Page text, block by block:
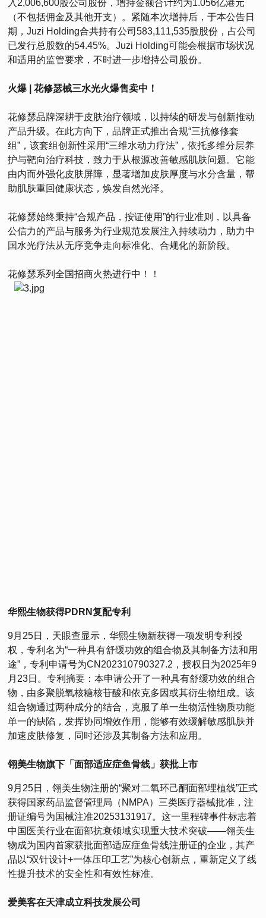
入2,006,600股公司股份，增持金额合计约为1.056亿港元
（不包括佣金及其他开支）。紧随本次增持后，于本公告日
期，Juzi Holding合共持有公司583,111,535股股份，占公司
已发行总股数的54.45%。Juzi Holding可能会根据市场状况
和适用的监管要求，不时进一步增持公司股份。
火爆 | 花修瑟械三水光火爆售卖中！
花修瑟品牌深耕于皮肤治疗领域，以持续的研发与创新推动
产品升级。在此方向下，品牌正式推出合规“三抗修修套
组”，该套组创新性采用“三维水动力疗法”，依托多维分层养
护与靶向治疗科技，致力于从根源改善敏感肌肤问题。它能
由内而外强化皮肤屏障，显著增加皮肤厚度与水分含量，帮
助肌肤重回健康状态，焕发自然光泽。
花修瑟始终秉持“合规产品，按证使用”的行业准则，以具备
公信力的产品与服务为行业规范发展注入持续动力，助力中
国水光疗法从无序竞争走向标准化、合规化的新阶段。
花修瑟系列全国招商火热进行中！！
华熙生物获得PDRN复配专利
9月25日，天眼查显示，华熙生物新获得一项发明专利授
权，专利名为“一种具有舒缓功效的组合物及其制备方法和用
途”，专利申请号为CN202310790327.2，授权日为2025年9
月23日。专利摘要：本申请公开了一种具有舒缓功效的组合
物，由多聚脱氧核糖核苷酸和依克多因或其衍生物组成。该
组合物通过两种成分的结合，克服了单一生物活性物质功能
单一的缺陷，发挥协同增效作用，能够有效缓解敏感肌肤并
加速皮肤修复，同时还涉及其制备方法和应用。
翎美生物旗下「面部适应症鱼骨线」获批上市
9月25日，翎美生物注册的“聚对二氧环己酮面部埋植线”正式
获得国家药品监督管理局（NMPA）三类医疗器械批准，注
册证编号为国械注准20253131917。这一里程碑事件标志着
中国医美行业在面部抗衰领域实现重大技术突破——翎美生
物成为国内首家获批面部适应症鱼骨线注册证的企业，其产
品以“双针设计+一体压印工艺”为核心创新点，重新定义了线
性提升技术的安全性和有效性标准。
爱美客在天津成立科技发展公司